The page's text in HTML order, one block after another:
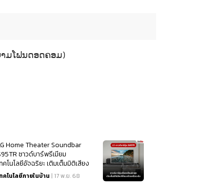
າມໂຟນດອດຄອມ)
Home Theater Soundbar
ซาวด์บาร์พรีเมียม
คโนโลยีอัจฉริยะ เติมเต็มมิติเสียง
สมจริงเหนือระดับ
คโนโลยีภายในบ้าน | 17 พ.ย. 68